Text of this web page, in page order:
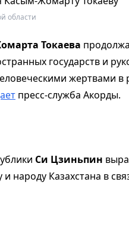
области
Токаева
государств и
жертвами в
пресс-служба Акорды.
Си Цзиньпин
Казахстана в